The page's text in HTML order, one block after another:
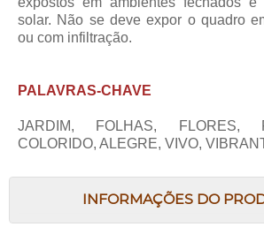
solar. Não se deve expor o quadro
ou com infiltração.
PALAVRAS-CHAVE
JARDIM, FOLHAS, FLORES,
COLORIDO, ALEGRE, VIVO,
INFORMAÇÕES DO